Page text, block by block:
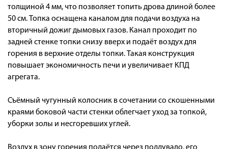
толщиной 4 мм, что позволяет топить дрова длиной более
50 см. Топка оснащена каналом для подачи воздуха на
вторичный дожиг дымовых газов. Канал проходит по
задней стенке топки снизу вверх и подаёт воздух для
горения в верхние отделы топки. Такая конструкция
повышает экономичность печи и увеличивает КПД
агрегата.
Съёмный чугунный колосник в сочетании со скошенными
краями боковой части стенки облегчает уход за топкой,
уборки золы и несгоревших углей.
Воздух в зону горения подаётся через поддувало, его